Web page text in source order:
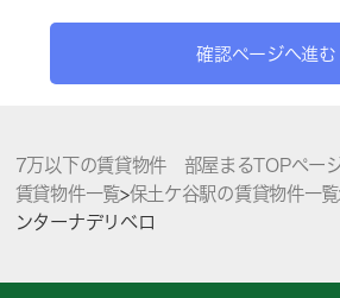
確認ページへ進む
7万以下の賃貸物件 部屋まるTOPペー
賃貸物件一覧>保土ケ谷駅の賃貸物件一覧
ンターナデリベロ